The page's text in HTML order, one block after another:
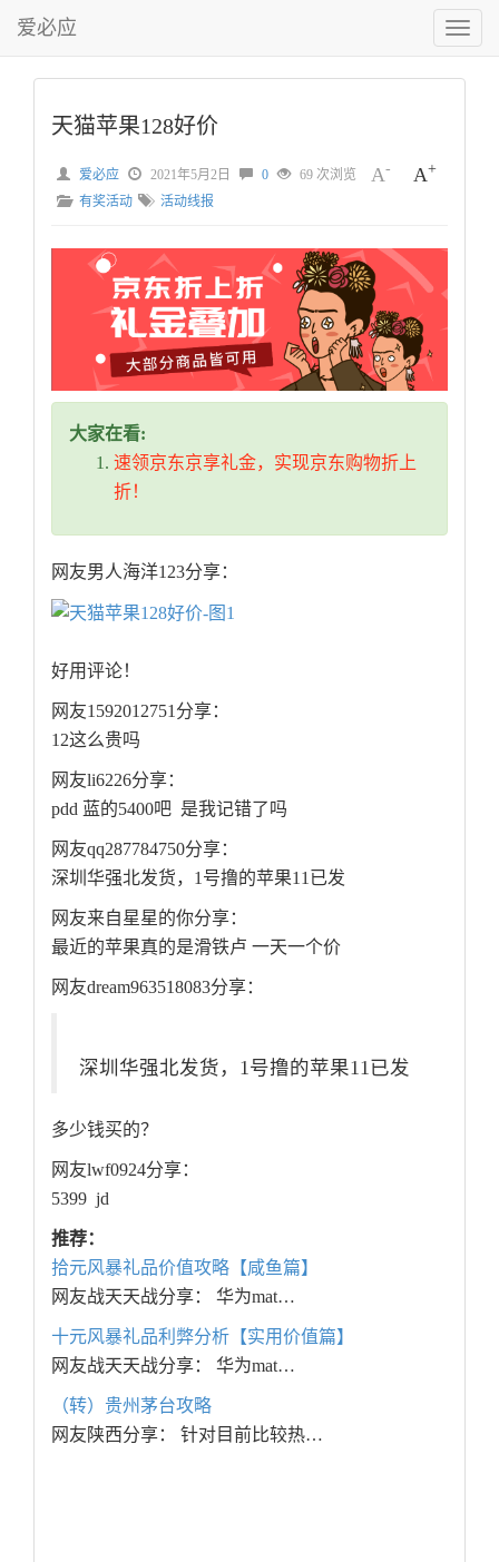
切
换
菜
爱必应
天猫苹果128好价
A- A+
爱必应 2021年5月2日 0
69 次浏览
有奖活动
活动线报
大家在看:
速领京东京享礼金，实现京东购物折上
折！
网友男人海洋123分享：
好用评论！
网友1592012751分享：
12这么贵吗
网友li6226分享：
pdd 蓝的5400吧 是我记错了吗
网友qq287784750分享：
深圳华强北发货，1号撸的苹果11已发
网友来自星星的你分享：
最近的苹果真的是滑铁卢 一天一个价
网友dream963518083分享：
深圳华强北发货，1号撸的苹果11已发
多少钱买的？
网友lwf0924分享：
5399 jd
推荐：
拾元风暴礼品价值攻略【咸鱼篇】
网友战天天战分享： 华为mat…
十元风暴礼品利弊分析【实用价值篇】
网友战天天战分享： 华为mat…
（转）贵州茅台攻略
网友陕西分享： 针对目前比较热…